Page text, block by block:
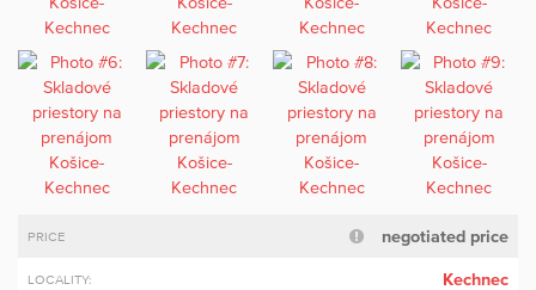
PRICE negotiated price
LOCALITY: Kechnec